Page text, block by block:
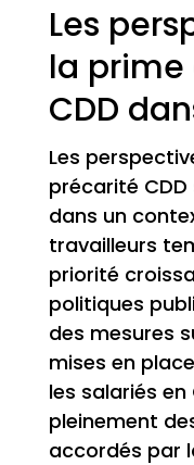
Les
la
CDD
Les
précarité
dans un
travailleurs
priorité
politiques
des mesures
mises en
les salariés
pleinement
accordés par